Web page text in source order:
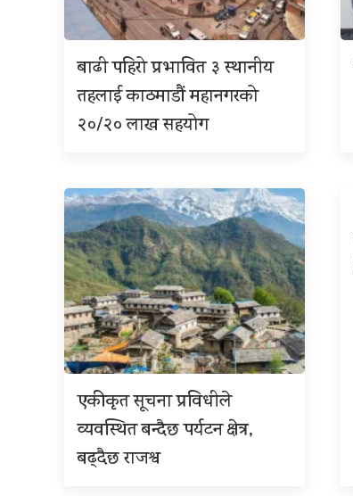
बाढी पहिरो प्रभावित ३ स्थानीय
तहलाई काठमाडौं महानगरको
२०/२० लाख सहयोग
एकीकृत सूचना प्रविधीले
व्यवस्थित बन्दैछ पर्यटन क्षेत्र,
बढ्दैछ राजश्व